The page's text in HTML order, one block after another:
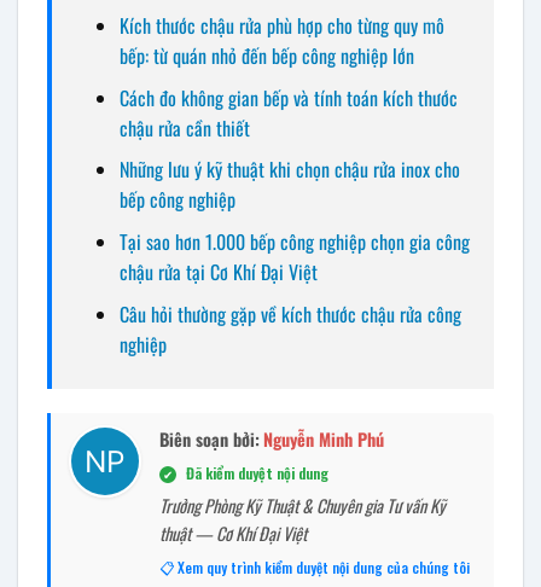
Kích thước chậu rửa phù hợp cho từng quy mô
bếp: từ quán nhỏ đến bếp công nghiệp lớn
Cách đo không gian bếp và tính toán kích thước
chậu rửa cần thiết
Những lưu ý kỹ thuật khi chọn chậu rửa inox cho
bếp công nghiệp
Tại sao hơn 1.000 bếp công nghiệp chọn gia công
chậu rửa tại Cơ Khí Đại Việt
Câu hỏi thường gặp về kích thước chậu rửa công
nghiệp
Biên soạn bởi:Nguyễn Minh Phú
✔ Đã kiểm duyệt nội dung
Trưởng Phòng Kỹ Thuật & Chuyên gia Tư vấn Kỹ
thuật — Cơ Khí Đại Việt
📋 Xem quy trình kiểm duyệt nội dung của chúng tôi